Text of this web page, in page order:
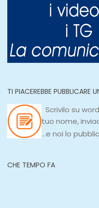
TI PIACEREBBE PUBBLICARE
Scrivilo su word
tuo nome,
...e noi lo
CHE TEMPO FA